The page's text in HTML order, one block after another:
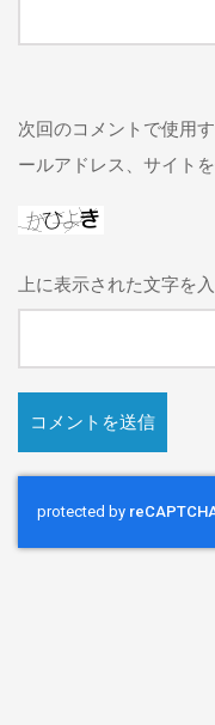
次回のコメントで使用
ールアドレス、サイトを
上に表示された文字を